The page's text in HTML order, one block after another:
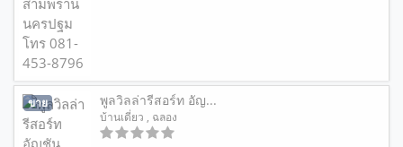
ขาย พูลวิลล่ารีสอร์ท อัญ...
บ้านเดี่ยว , ฉลอง